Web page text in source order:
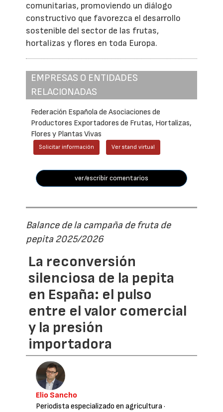
comunitarias, promoviendo un diálogo
constructivo que favorezca el desarrollo
sostenible del sector de las frutas,
hortalizas y flores en toda Europa.
EMPRESAS O ENTIDADES
RELACIONADAS
Federación Española de Asociaciones de
Productores Exportadores de Frutas, Hortalizas,
Flores y Plantas Vivas
Solicitar información Ver stand virtual
ver/escribir comentarios
Balance de la campaña de fruta de
pepita 2025/2026
La reconversión
silenciosa de la pepita
en España: el pulso
entre el valor comercial
y la presión
importadora
Elio Sancho
Periodista especializado en agricultura·